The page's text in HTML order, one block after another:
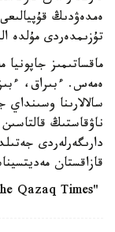
ەمدەۋدىڭ
تۇزىمدەردى مۇلدە
ماقساتىمىز
ەمەس. ءبىراق،
سالالارىنا
ناۋقاستىڭ
دارىگەرلەردى
قازاقستان
"The Qazaq Times"